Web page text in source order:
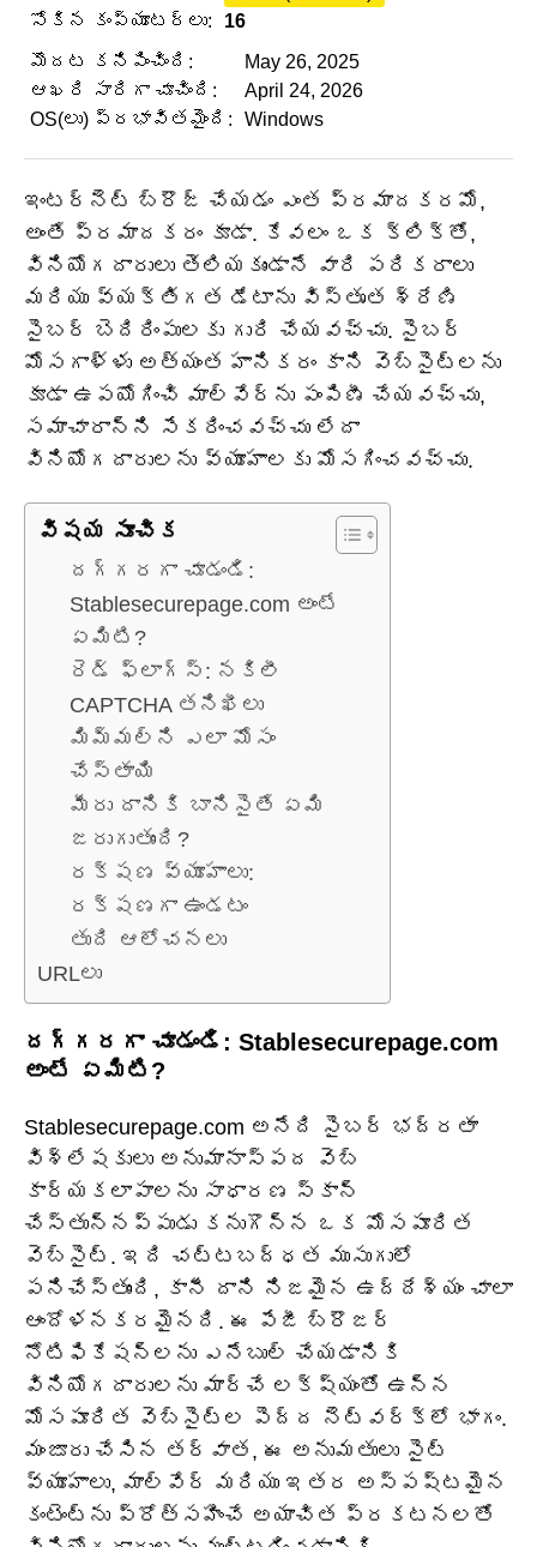
సోకిన కంప్యూటర్లు:
16
మొదట కనిపించింది:
May 26, 2025
ఆఖరి సారిగా చూచింది:
April 24, 2026
OS(లు) ప్రభావితమైంది:
Windows
ఇంటర్నెట్ బ్రౌజ్ చేయడం ఎంత ప్రమాదకరమో,
అంతే ప్రమాదకరం కూడా. కేవలం ఒక క్లిక్‌తో,
వినియోగదారులు తెలియకుండానే వారి పరికరాలు
మరియు వ్యక్తిగత డేటాను విస్తృత శ్రేణి
సైబర్ బెదిరింపులకు గురి చేయవచ్చు. సైబర్
మోసగాళ్ళు అత్యంత హానికరం కాని వెబ్‌సైట్‌లను
కూడా ఉపయోగించి మాల్వేర్‌ను పంపిణీ చేయవచ్చు,
సమాచారాన్ని సేకరించవచ్చు లేదా
వినియోగదారులను వ్యూహాలకు మోసగించవచ్చు.
విషయ సూచిక
దగ్గరగా చూడండి:
Stablesecurepage.com అంటే
ఏమిటి?
రెడ్ ఫ్లాగ్స్: నకిలీ
CAPTCHA తనిఖీలు
మిమ్మల్ని ఎలా మోసం
చేస్తాయి
మీరు దానికి బానిసైతే ఏమి
జరుగుతుంది?
రక్షణ వ్యూహాలు:
రక్షణగా ఉండటం
తుది ఆలోచనలు
URLలు
దగ్గరగా చూడండి: Stablesecurepage.com
అంటే ఏమిటి?
Stablesecurepage.com అనేది సైబర్ భద్రతా
విశ్లేషకులు అనుమానాస్పద వెబ్
కార్యకలాపాలను సాధారణ స్కాన్
చేస్తున్నప్పుడు కనుగొన్న ఒక మోసపూరిత
వెబ్‌సైట్. ఇది చట్టబద్ధత ముసుగులో
పనిచేస్తుంది, కానీ దాని నిజమైన ఉద్దేశ్యం చాలా
ఆందోళనకరమైనది. ఈ పేజీ బ్రౌజర్
నోటిఫికేషన్‌లను ఎనేబుల్ చేయడానికి
వినియోగదారులను మార్చే లక్ష్యంతో ఉన్న
మోసపూరిత వెబ్‌సైట్‌ల పెద్ద నెట్‌వర్క్‌లో భాగం.
మంజూరు చేసిన తర్వాత, ఈ అనుమతులు సైట్
వ్యూహాలు, మాల్వేర్ మరియు ఇతర అస్పష్టమైన
కంటెంట్‌ను ప్రోత్సహించే అయాచిత ప్రకటనలతో